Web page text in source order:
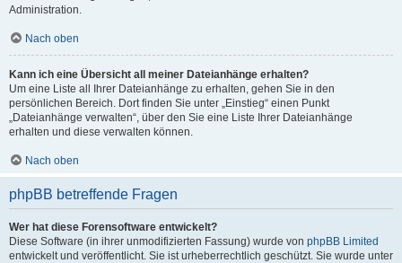
Administration.
Nach oben
Kann ich eine Übersicht all meiner Dateianhänge erhalten?
Um eine Liste all Ihrer Dateianhänge zu erhalten, gehen Sie in den
persönlichen Bereich. Dort finden Sie unter „Einstieg“ einen Punkt
„Dateianhänge verwalten“, über den Sie eine Liste Ihrer Dateianhänge
erhalten und diese verwalten können.
Nach oben
phpBB betreffende Fragen
Wer hat diese Forensoftware entwickelt?
Diese Software (in ihrer unmodifizierten Fassung) wurde von phpBB Limited
entwickelt und veröffentlicht. Sie ist urheberrechtlich geschützt. Sie wurde unter